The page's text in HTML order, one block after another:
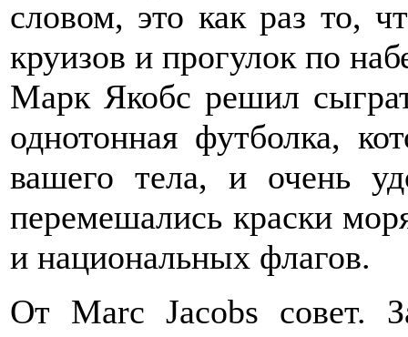
словом, это как раз то,
круизов и прогулок по
Марк Якобс решил
однотонная футболка,
вашего тела, и очень
перемешались краски
и национальных флагов.
От Marc Jacobs совет.